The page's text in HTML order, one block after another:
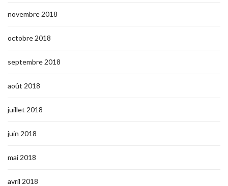
novembre 2018
octobre 2018
septembre 2018
août 2018
juillet 2018
juin 2018
mai 2018
avril 2018